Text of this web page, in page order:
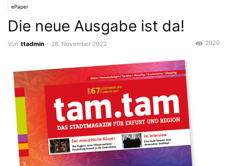
ePaper
Die neue Ausgabe ist da!
Von ttadmin - 28. November 2022 2929